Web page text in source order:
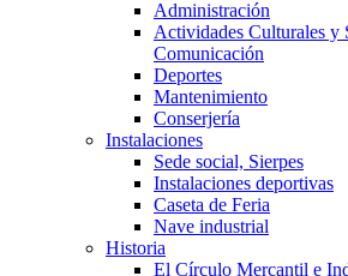
Administración
Actividades Culturales y
Comunicación
Deportes
Mantenimiento
Conserjería
Instalaciones
Sede social, Sierpes
Instalaciones deportivas
Caseta de Feria
Nave industrial
Historia
El Círculo Mercantil e